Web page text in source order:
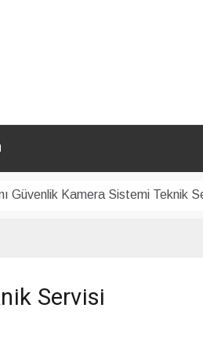
Kamera Sistemi Teknik Servisi
Servisi